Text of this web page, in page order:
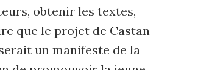
obtenir les textes,
que le projet de Castan
un manifeste de la